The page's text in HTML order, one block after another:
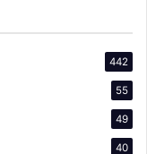
442
55
49
40